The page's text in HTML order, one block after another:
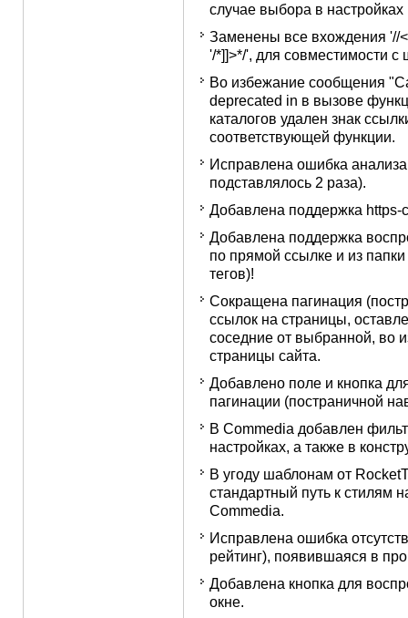
случае выбора в
Заменены все вхождения '//
'/*]]>*/', для совместимости
Во избежание сообщения
deprecated in в вызове
каталогов удален знак
соответствующей функции.
Исправлена ошибка
подставлялось 2 раза).
Добавлена поддержка https-
Добавлена поддержка
по прямой ссылкe и из
тегов)!
Сокращена пагинация
ссылок на страницы,
соседние от выбранной, во
страницы сайта.
Добавлено поле и кнопка
пагинации (постраничной
В Commedia добавлен
настройках, а также в
В угоду шаблонам от
стандартный путь к стилям
Commedia.
Исправлена ошибка
рейтинг), появившаяся в
Добавлена кнопка для
окне.